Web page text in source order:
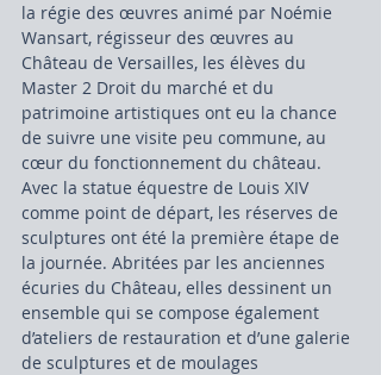
la régie des œuvres animé par Noémie
Wansart, régisseur des œuvres au
Château de Versailles, les élèves du
Master 2 Droit du marché et du
patrimoine artistiques ont eu la chance
de suivre une visite peu commune, au
cœur du fonctionnement du château.
Avec la statue équestre de Louis XIV
comme point de départ, les réserves de
sculptures ont été la première étape de
la journée. Abritées par les anciennes
écuries du Château, elles dessinent un
ensemble qui se compose également
d’ateliers de restauration et d’une galerie
de sculptures et de moulages